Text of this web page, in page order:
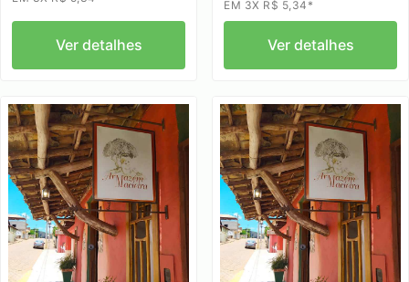
Ver detalhes
EM 3X R$ 5,34*
Ver detalhes